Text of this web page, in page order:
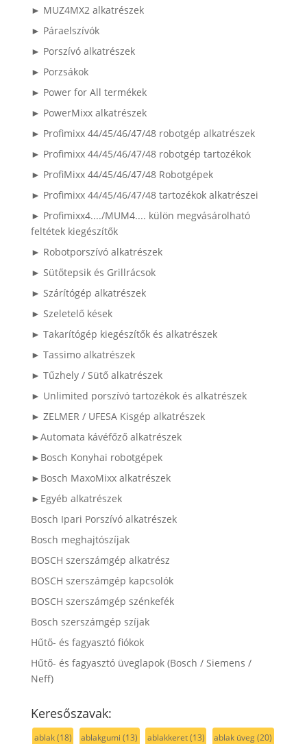
► MUZ4MX2 alkatrészek
► Páraelszívók
► Porszívó alkatrészek
► Porzsákok
► Power for All termékek
► PowerMixx alkatrészek
► Profimixx 44/45/46/47/48 robotgép alkatrészek
► Profimixx 44/45/46/47/48 robotgép tartozékok
► ProfiMixx 44/45/46/47/48 Robotgépek
► Profimixx 44/45/46/47/48 tartozékok alkatrészei
► Profimixx4..../MUM4.... külön megvásárolható
feltétek kiegészítők
► Robotporszívó alkatrészek
► Sütőtepsik és Grillrácsok
► Szárítógép alkatrészek
► Szeletelő kések
► Takarítógép kiegészítők és alkatrészek
► Tassimo alkatrészek
► Tűzhely / Sütő alkatrészek
► Unlimited porszívó tartozékok és alkatrészek
► ZELMER / UFESA Kisgép alkatrészek
►Automata kávéfőző alkatrészek
►Bosch Konyhai robotgépek
►Bosch MaxoMixx alkatrészek
►Egyéb alkatrészek
Bosch Ipari Porszívó alkatrészek
Bosch meghajtószíjak
BOSCH szerszámgép alkatrész
BOSCH szerszámgép kapcsolók
BOSCH szerszámgép szénkefék
Bosch szerszámgép szíjak
Hűtő- és fagyasztó fiókok
Hűtő- és fagyasztó üveglapok (Bosch / Siemens /
Neff)
Keresőszavak:
ablak(18) ablakgumi (13) ablakkeret(13) ablak üveg(20)